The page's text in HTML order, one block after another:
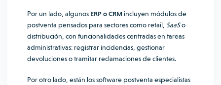
Por un lado, algunos ERP o CRM incluyen módulos de
postventa pensados para sectores como retail, SaaSo
distribución, con funcionalidades centradas en tareas
administrativas: registrar incidencias, gestionar
devoluciones o tramitar reclamaciones de clientes.
Por otro lado, están los software postventa especialistas